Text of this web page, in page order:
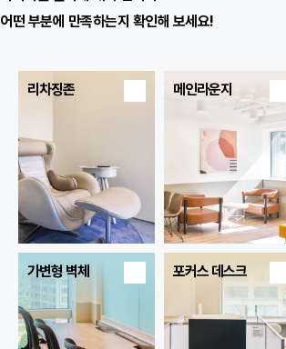
어떤 부분에 만족하는지 확인해 보세요!
리차징존 메인라운지
가변형 벽체 포커스 데스크